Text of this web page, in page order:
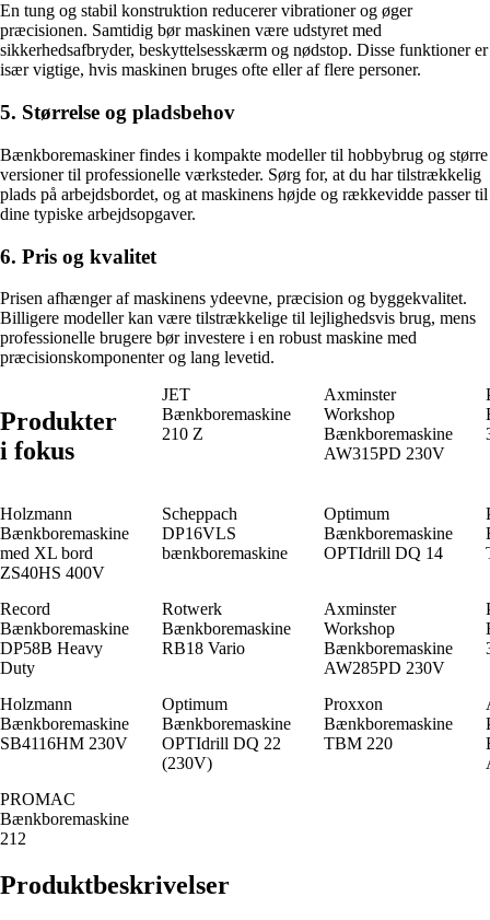
En tung og stabil konstruktion reducerer vibrationer og øger
præcisionen. Samtidig bør maskinen være udstyret med
sikkerhedsafbryder, beskyttelsesskærm og nødstop. Disse funktioner er
især vigtige, hvis maskinen bruges ofte eller af flere personer.
5. Størrelse og pladsbehov
Bænkboremaskiner findes i kompakte modeller til hobbybrug og større
versioner til professionelle værksteder. Sørg for, at du har tilstrækkelig
plads på arbejdsbordet, og at maskinens højde og rækkevidde passer til
dine typiske arbejdsopgaver.
6. Pris og kvalitet
Prisen afhænger af maskinens ydeevne, præcision og byggekvalitet.
Billigere modeller kan være tilstrækkelige til lejlighedsvis brug, mens
professionelle brugere bør investere i en robust maskine med
præcisionskomponenter og lang levetid.
Produkter
i fokus
JET
Bænkboremaskine
210 Z
Axminster
Workshop
Bænkboremaskine
AW315PD 230V
Holzmann
Bænkboremaskine
med XL bord
ZS40HS 400V
Scheppach
DP16VLS
bænkboremaskine
Optimum
Bænkboremaskine
OPTIdrill DQ 14
Record
Bænkboremaskine
DP58B Heavy
Duty
Rotwerk
Bænkboremaskine
RB18 Vario
Axminster
Workshop
Bænkboremaskine
AW285PD 230V
Holzmann
Bænkboremaskine
SB4116HM 230V
Optimum
Bænkboremaskine
OPTIdrill DQ 22
(230V)
Proxxon
Bænkboremaskine
TBM 220
PROMAC
Bænkboremaskine
212
Produktbeskrivelser